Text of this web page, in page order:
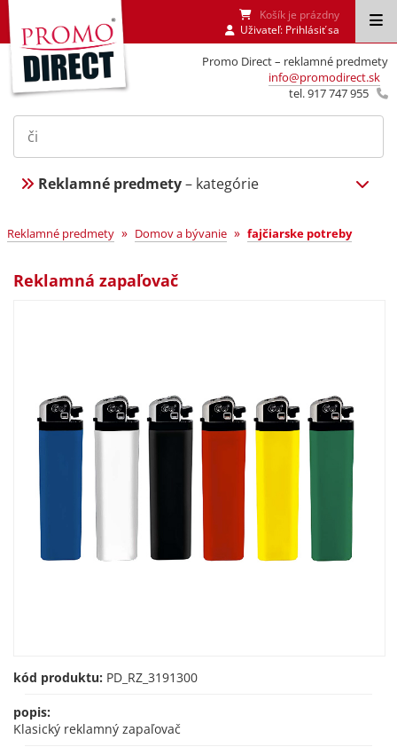
Promo Direct – reklamné predmety
info@promodirect.sk
tel. 917 747 955
Košík je prázdny
Uživateľ: Prihlásiť sa
Reklamné predmety– kategórie
Reklamné predmety » Domov a bývanie » fajčiarske potreby
Reklamná zapaľovač
kód produktu: PD_RZ_3191300
popis:
Klasický reklamný zapaľovač